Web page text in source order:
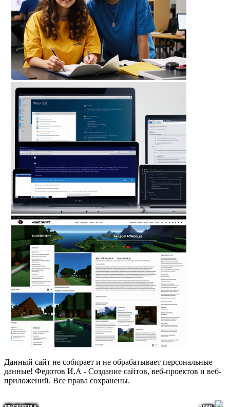
Данный сайт не собирает и не обрабатывает персональные
данные! Федотов И.А - Создание сайтов, веб-проектов и веб-
приложений. Все права сохранены.